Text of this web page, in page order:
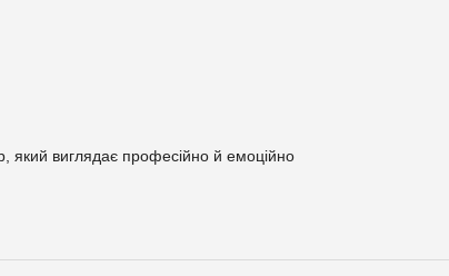
який виглядає професійно й емоційно